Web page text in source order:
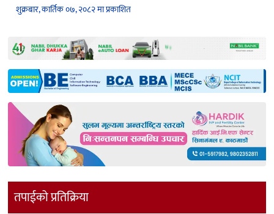
शुक्रबार, कार्तिक ०७, २०८२ मा प्रकाशित
तपाईको प्रतिक्रिया